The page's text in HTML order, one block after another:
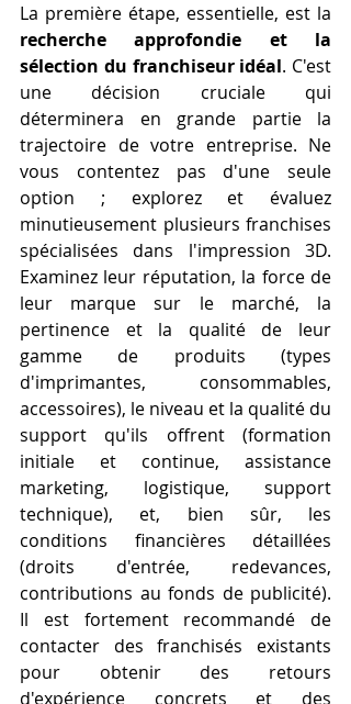
recherche approfondie et la
sélection du franchiseur idéal. C'est
une décision cruciale qui
déterminera en grande partie la
trajectoire de votre entreprise. Ne
vous contentez pas d'une seule
option ; explorez et évaluez
minutieusement plusieurs franchises
spécialisées dans l'impression 3D.
Examinez leur réputation, la force de
leur marque sur le marché, la
pertinence et la qualité de leur
gamme de produits (types
d'imprimantes, consommables,
accessoires), le niveau et la qualité du
support qu'ils offrent (formation
initiale et continue, assistance
marketing, logistique, support
technique), et, bien sûr, les
conditions financières détaillées
(droits d'entrée, redevances,
contributions au fonds de publicité).
Il est fortement recommandé de
contacter des franchisés existants
pour obtenir des retours
d'expérience concrets et des